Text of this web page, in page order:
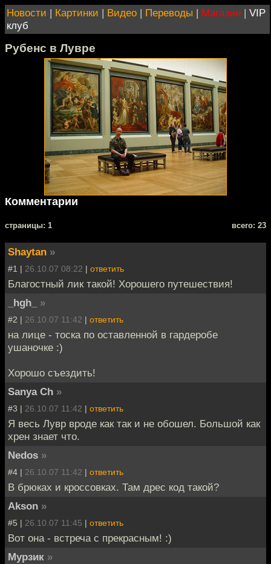
Новости | Картинки | Видео | Переводы | Магазин | VIP
клуб
Рубенс в Лувре
Комментарии
cтраницы: 1 всего: 23
Shaytan »
#1 | 26.10.07 08:22 | ответить
Благостный лик такой! Хорошего путешествия!
_hgh_
»
#2 | 26.10.07 11:42 | ответить
на лице - тоска по оставленной в гардеробе
ушаночке :)
Хорошо съездить!
Sanya Ch »
#3 | 26.10.07 11:42 | ответить
Я весь Лувр вроде как так и не обошел. Большой как
хрен знает что.
Nedos »
#4 | 26.10.07 11:42 | ответить
В брюках и кроссовках. Там дрес код такой?
Akson »
#5 | 26.10.07 11:45 | ответить
Вот она - встреча с прекрасным! :)
Мурзик »